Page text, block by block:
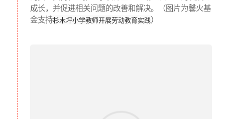
关于桂馨基金会
成长，并促进相关问题的改善和解决。（图片为馨火基
金支持杉木坪小学教师开展劳动教育实践）